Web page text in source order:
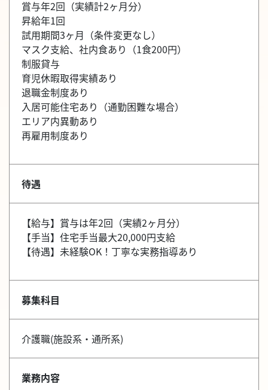
賞与年2回（実績計2ヶ月分）
昇給年1回
試用期間3ヶ月（条件変更なし）
マスク支給、社内食あり（1食200円）
制服貸与
育児休暇取得実績あり
退職金制度あり
入居可能住宅あり（通勤困難な場合）
エリア内異動あり
再雇用制度あり
待遇
【給与】賞与は年2回（実績2ヶ月分）
【手当】住宅手当最大20,000円支給
【待遇】未経験OK！丁寧な実務指導あり
募集科目
介護職(施設系・通所系)
業務内容